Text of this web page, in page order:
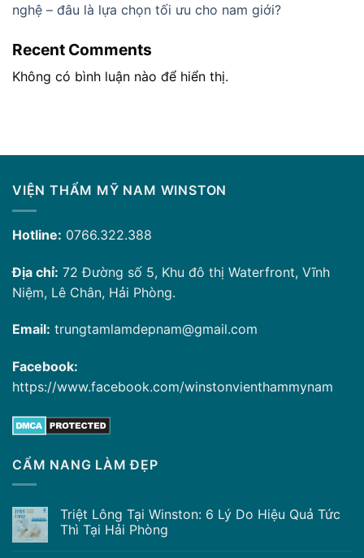
nghệ – đâu là lựa chọn tối ưu cho nam giới?
Recent Comments
Không có bình luận nào để hiển thị.
VIỆN THẨM MỸ NAM WINSTON
Hotline: 0766.322.388
Địa chỉ: 72 Đường số 5, Khu đô thị Waterfront, Vĩnh
Niệm, Lê Chân, Hải Phòng.
Email: trungtamlamdepnam@gmail.com
Facebook:
https://www.facebook.com/winstonvienthammynam
CẨM NANG LÀM ĐẸP
Triệt Lông Tại Winston: 6 Lý Do Hiệu Quả Tức
Thì Tại Hải Phòng